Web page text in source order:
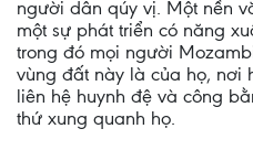
người dân qúy vị. Một nền
một sự phát triển có năng
trong đó mọi người
vùng đất này là của họ, nơi
liên hệ huynh đệ và công
thứ xung quanh họ.